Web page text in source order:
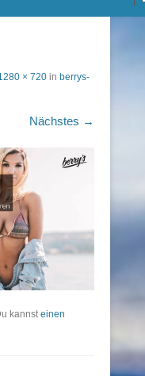
× 720 in berrys-
Nächstes →
kannsteinen